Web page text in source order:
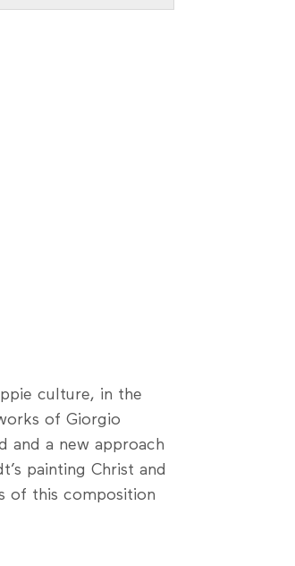
culture, in the
of Giorgio
and a new approach
painting Christ and
of this composition